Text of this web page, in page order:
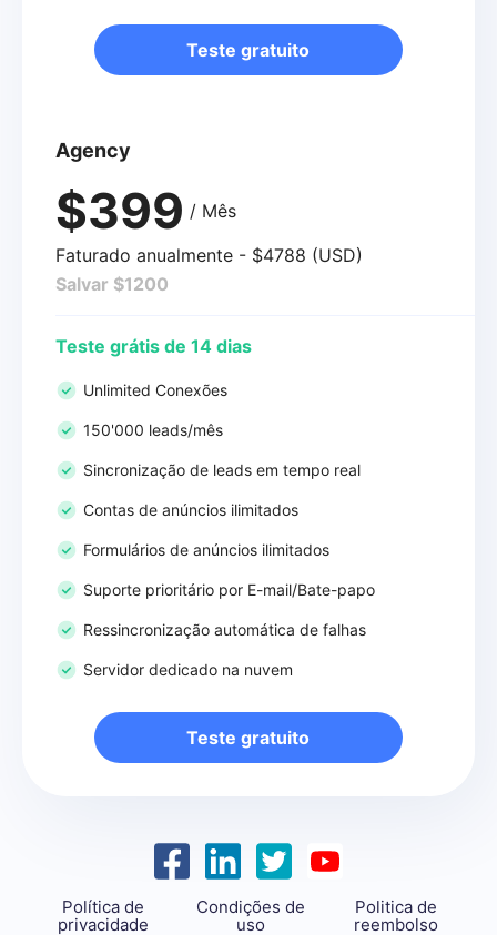
Teste gratuito
Agency
$399 / Mês
Faturado anualmente - $4788 (USD)
Salvar $1200
Teste grátis de 14 dias
Unlimited Conexões
150'000 leads/mês
Sincronização de leads em tempo real
Contas de anúncios ilimitados
Formulários de anúncios ilimitados
Suporte prioritário por E-mail/Bate-papo
Ressincronização automática de falhas
Servidor dedicado na nuvem
Teste gratuito
Política de
privacidade
Condições de
uso
Politica de
reembolso